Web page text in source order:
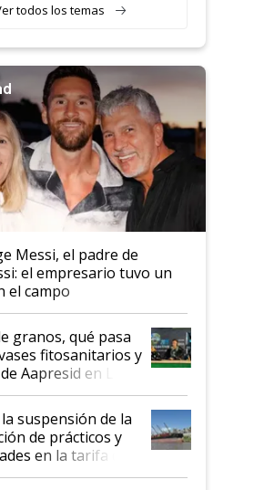
todos los temas
Messi, el padre de
el empresario tuvo un
el campo
granos, qué pasa
fitosanitarios y
Aapresid en La
suspensión de la
de prácticos y
en la tarifa de